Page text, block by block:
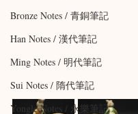
Bronze Notes / 青銅筆記
Han Notes / 漢代筆記
Ming Notes / 明代筆記
Sui Notes / 隋代筆記
Yongle Notes / 永樂筆記